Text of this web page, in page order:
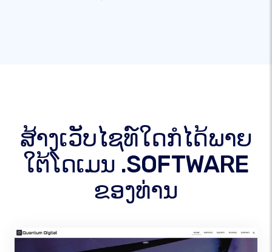
ສ້າງເວັບໄຊທ໌ໃດກໍໄດ້ພາຍ
ໃຕ້ໂດເມນ .SOFTWARE
ຂອງທ່ານ